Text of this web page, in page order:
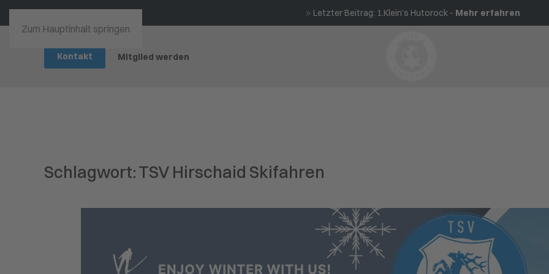
Zum Hauptinhalt springen
Letzter Beitrag: 1.Klein’s Hutorock - Mehr erfahren
Kontakt Mitglied werden
Schlagwort:TSV Hirschaid Skifahren